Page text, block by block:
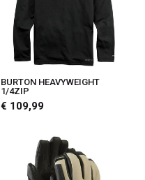
BURTON HEAVYWEIGHT
1/4ZIP
€ 109,99